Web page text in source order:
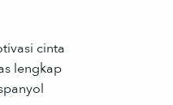
cinta
lengkap